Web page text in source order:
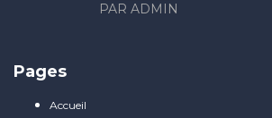
PAR ADMIN
Pages
Accueil